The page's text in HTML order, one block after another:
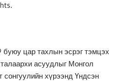
буюу цар тахлын эсрэг тэмцэх
асуудлыг Монгол
хүрээнд Үндсэн